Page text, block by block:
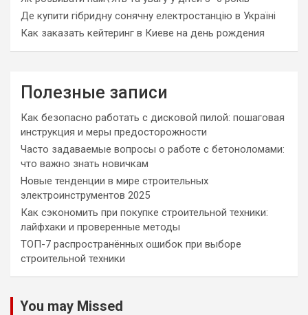
Де купити гібридну сонячну електростанцію в Україні
Как заказать кейтеринг в Киеве на день рождения
Полезные записи
Как безопасно работать с дисковой пилой: пошаговая
инструкция и меры предосторожности
Часто задаваемые вопросы о работе с бетоноломами:
что важно знать новичкам
Новые тенденции в мире строительных
электроинструментов 2025
Как сэкономить при покупке строительной техники:
лайфхаки и проверенные методы
ТОП-7 распространённых ошибок при выборе
строительной техники
You may Missed